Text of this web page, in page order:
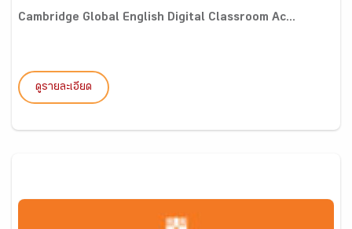
Cambridge Global English Digital Classroom Ac...
ดูรายละเอียด